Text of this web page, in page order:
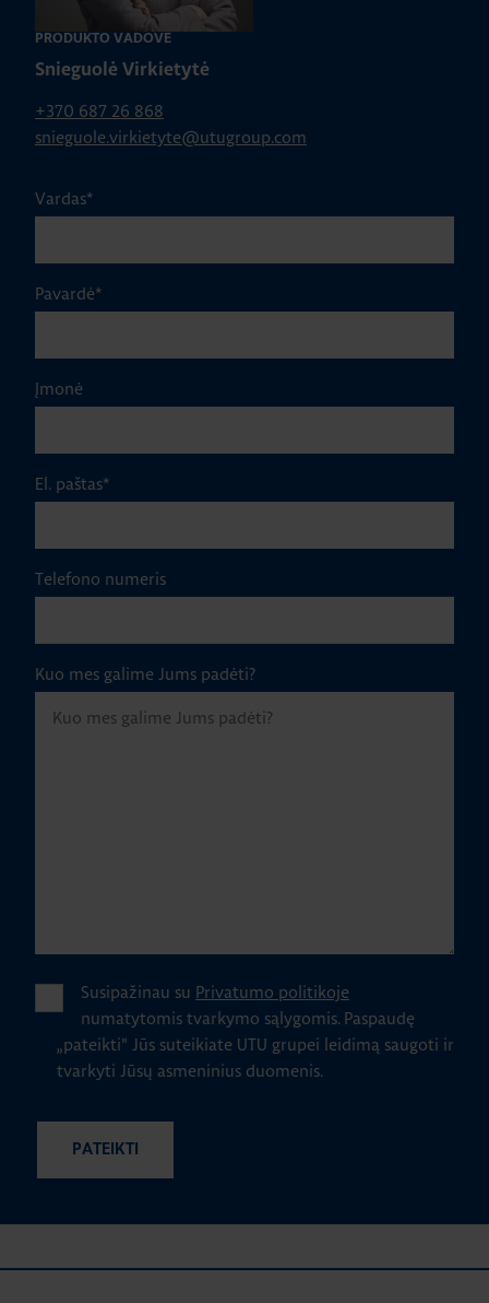
PRODUKTO VADOVĖ
Snieguolė Virkietytė
+370 687 26 868
snieguole.virkietyte@utugroup.com
Vardas*
Pavardė*
Įmonė
El. paštas*
Telefono numeris
Kuo mes galime Jums padėti?
Susipažinau su Privatumo politikoje
numatytomis tvarkymo sąlygomis. Paspaudę
„pateikti" Jūs suteikiate UTU grupei leidimą saugoti ir
tvarkyti Jūsų asmeninius duomenis.